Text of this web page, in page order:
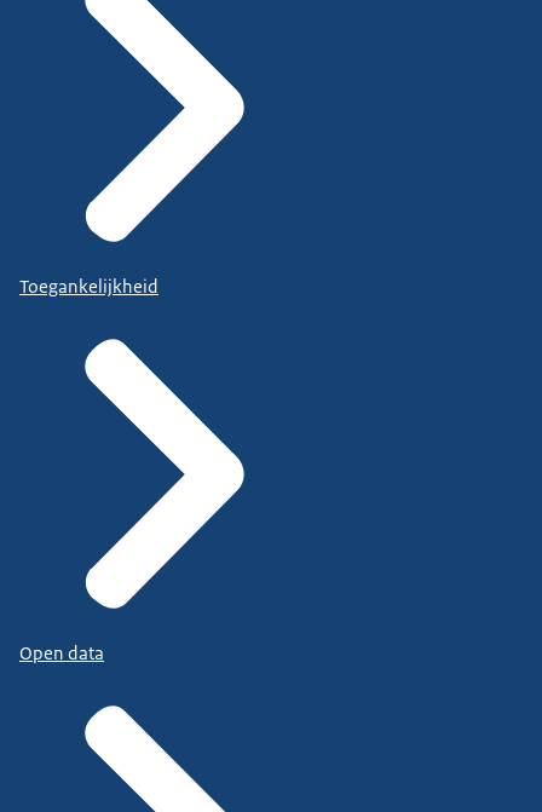
Toegankelijkheid
Open data